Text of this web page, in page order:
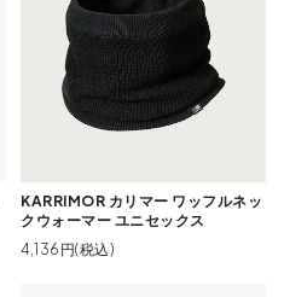
KARRIMOR カリマー ワッフルネッ
クウォーマー ユニセックス
4,136円(税込)